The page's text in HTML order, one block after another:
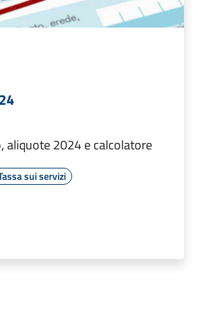
aliquote 2024 e calcolatore
sui servizi